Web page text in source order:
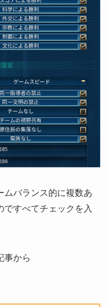
ムバランス的に複数あ
ですべてチェックを入
事から